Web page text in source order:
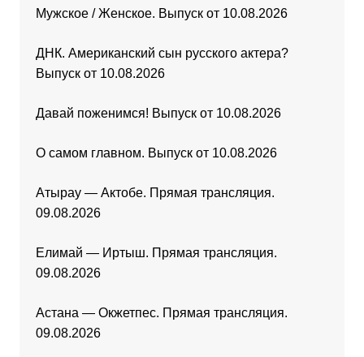
Мужское / Женское. Выпуск от 10.08.2026
ДНК. Американский сын русского актера?
Выпуск от 10.08.2026
Давай поженимся! Выпуск от 10.08.2026
О самом главном. Выпуск от 10.08.2026
Атырау — Актобе. Прямая трансляция.
09.08.2026
Елимай — Иртыш. Прямая трансляция.
09.08.2026
Астана — Окжетпес. Прямая трансляция.
09.08.2026